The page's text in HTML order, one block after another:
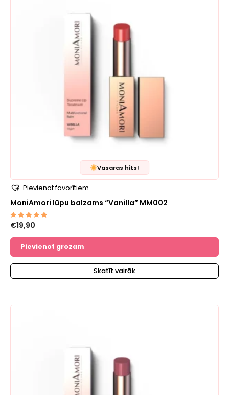
Vasaras hits!
Pievienot favorītiem
MoniAmori lūpu balzams “Vanilla” MM002
Novērtēts
5.00
€19,90
Pievienot grozam
Skatīt vairāk